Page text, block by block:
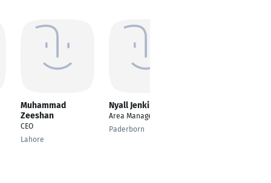
Muhammad
Zeeshan
CEO
Lahore
Nyall Jenkins
Area Manager
Paderborn